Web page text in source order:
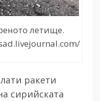
летище.
ракети
сирийската